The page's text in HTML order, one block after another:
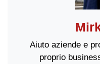
Aiuto aziende e
proprio